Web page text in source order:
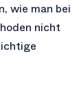
wie man bei
nicht